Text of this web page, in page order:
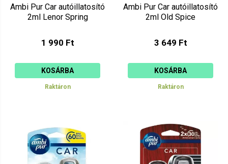
Ambi Pur Car autóillatosító
2ml Lenor Spring
1 990 Ft
KOSÁRBA
Raktáron
Ambi Pur Car autóillatosító
2ml Old Spice
3 649 Ft
KOSÁRBA
Raktáron